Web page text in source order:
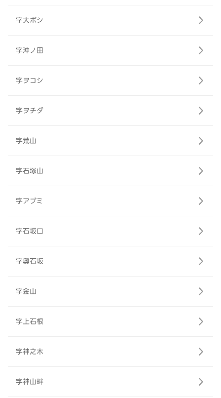
字大ボシ
字沖ノ田
字ヲコシ
字ヲチダ
字荒山
字石塚山
字アブミ
字石坂口
字奥石坂
字金山
字上石根
字神之木
字神山畔